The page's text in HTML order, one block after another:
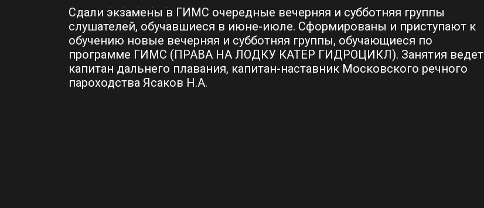
Сдали экзамены в ГИМС очередные вечерняя и субботняя группы
слушателей, обучавшиеся в июне-июле. Сформированы и приступают к
обучению новые вечерняя и субботняя группы, обучающиеся по
программе ГИМС (ПРАВА НА ЛОДКУ КАТЕР ГИДРОЦИКЛ). Занятия ведет
капитан дальнего плавания, капитан-наставник Московского речного
пароходства Ясаков Н.А.